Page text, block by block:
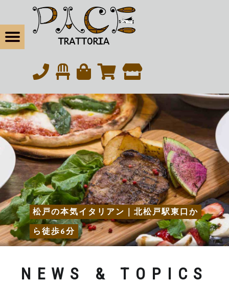
松戸の本気イタリアン・トラットリアパーチェ
Menu
松戸の本気イタリアン｜北松戸駅東口か
ら徒歩6分
NEWS & TOPICS